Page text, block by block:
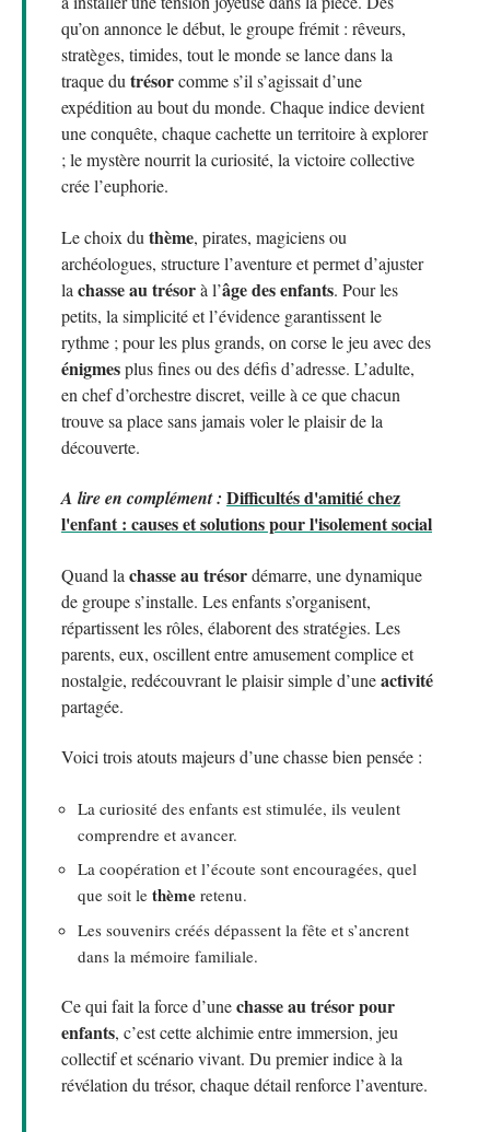
qu’on annonce le début, le groupe frémit : rêveurs,
stratèges, timides, tout le monde se lance dans la
traque du trésorcomme s’il s’agissait d’une
expédition au bout du monde. Chaque indice devient
une conquête, chaque cachette un territoire à explorer
; le mystère nourrit la curiosité, la victoire collective
crée l’euphorie.
Le choix du thème, pirates, magiciens ou
archéologues, structure l’aventure et permet d’ajuster
la chasse au trésorà l’âge des enfants. Pour les
petits, la simplicité et l’évidence garantissent le
rythme ; pour les plus grands, on corse le jeu avec des
énigmesplus fines ou des défis d’adresse. L’adulte,
en chef d’orchestre discret, veille à ce que chacun
trouve sa place sans jamais voler le plaisir de la
découverte.
A lire en complément : Difficultés d'amitié chez
l'enfant : causes et solutions pour l'isolement social
Quand la chasse au trésordémarre, une dynamique
de groupe s’installe. Les enfants s’organisent,
répartissent les rôles, élaborent des stratégies. Les
parents, eux, oscillent entre amusement complice et
nostalgie, redécouvrant le plaisir simple d’uneactivité
partagée.
Voici trois atouts majeurs d’une chasse bien pensée :
La curiosité des enfants est stimulée, ils veulent
comprendre et avancer.
La coopération et l’écoute sont encouragées, quel
que soit le thème retenu.
Les souvenirs créés dépassent la fête et s’ancrent
dans la mémoire familiale.
Ce qui fait la force d’unechasse au trésor pour
enfants, c’est cette alchimie entre immersion, jeu
collectif et scénario vivant. Du premier indice à la
révélation du trésor, chaque détail renforce l’aventure.